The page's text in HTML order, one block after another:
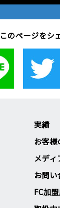
このページをシ
実績
お客様
メディ
お問い
FC加